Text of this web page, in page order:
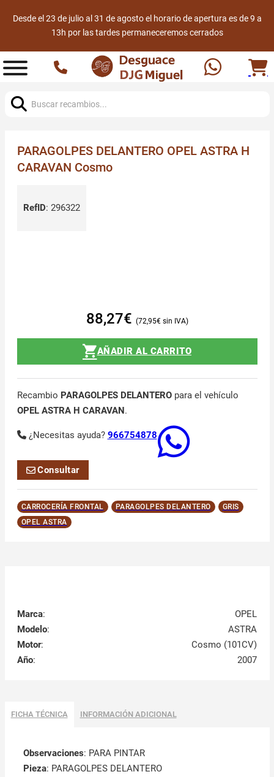
Desde el 23 de julio al 31 de agosto el horario de apertura es de 9 a
13h por las tardes permaneceremos cerrados
PARAGOLPES DELANTERO OPEL ASTRA H
CARAVAN Cosmo
RefID: 296322
88,27€ 72,95€
AÑADIR AL CARRITO
Recambio PARAGOLPES DELANTEROpara el vehículo
OPEL ASTRA H CARAVAN.
¿Necesitas ayuda? 966754878
Consultar
CARROCERÍA FRONTAL PARAGOLPES DELANTERO
GRIS
OPEL ASTRA
Marca:
OPEL
Modelo:
ASTRA
Motor:
Cosmo (101CV)
Año: 2007
FICHA TÉCNICA INFORMACIÓN ADICIONAL
Observaciones: PARA PINTAR
Pieza: PARAGOLPES DELANTERO